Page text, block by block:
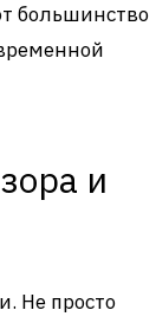
большинство
и
Не просто